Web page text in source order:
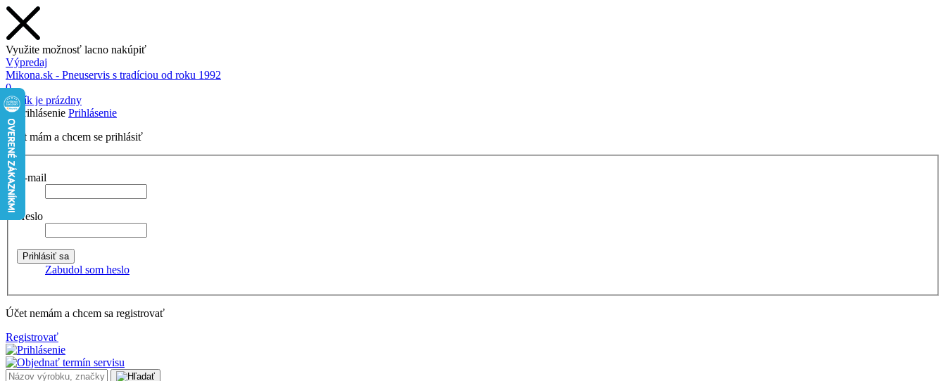
Využite možnosť lacno nakúpiť
Výpredaj
Mikona.sk - Pneuservis s tradíciou od roku 1992
0
Košík je prázdny
Prihlásenie
Účet mám a chcem se prihlásiť
E-mail
Heslo
Zabudol som heslo
Účet nemám a chcem sa registrovať
Registrovať